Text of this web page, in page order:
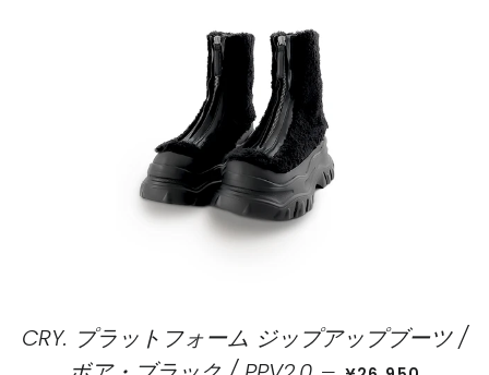
CRY. プラットフォーム ジップアップブーツ /
価格